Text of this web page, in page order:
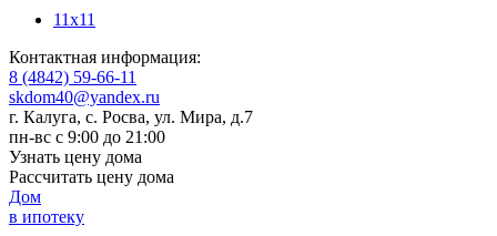
11x11
Контактная информация:
8 (4842) 59-66-11
skdom40@yandex.ru
г. Калуга, с. Росва, ул. Мира, д.7
пн-вс с 9:00 до 21:00
Узнать цену дома
Рассчитать цену дома
Дом
в ипотеку